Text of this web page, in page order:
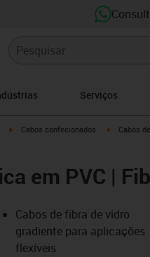
Serviços
igus-icon-arrow-right
Cabos confecionados igus-icon-
Cabos
em PVC |
Cabos de fibra de vidro
gradiente para aplicações
flexíveis